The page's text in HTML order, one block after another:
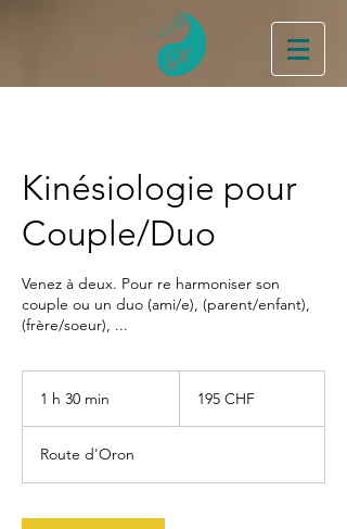
Kinésiologie pour
Couple/Duo
Venez à deux. Pour re harmoniser son
couple ou un duo (ami/e), (parent/enfant),
(frère/soeur), ...
1 h 30 min
m
i
suisses
195 CHF
Route d'Oron